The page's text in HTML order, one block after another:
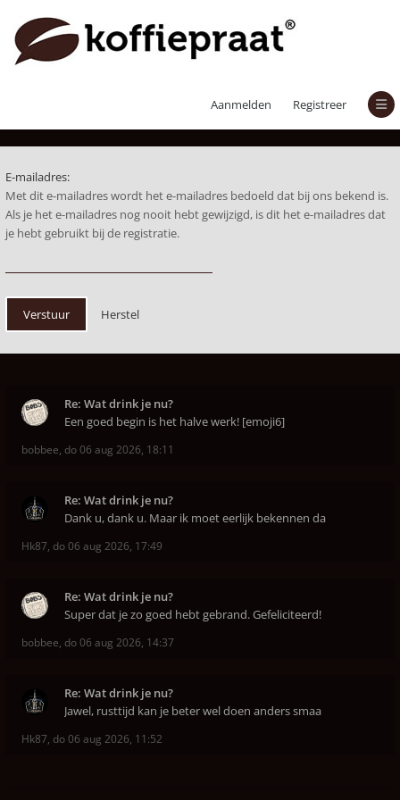
Aanmelden Registreer
E-mailadres:
Met dit e-mailadres wordt het e-mailadres bedoeld dat bij ons bekend is.
Als je het e-mailadres nog nooit hebt gewijzigd, is dit het e-mailadres dat
je hebt gebruikt bij de registratie.
Re: Wat drink je nu?
Een goed begin is het halve werk! [emoji6]
bobbee, do 06 aug 2026, 18:11
Re: Wat drink je nu?
Dank u, dank u. Maar ik moet eerlijk bekennen da
Hk87, do 06 aug 2026, 17:49
Re: Wat drink je nu?
Super dat je zo goed hebt gebrand. Gefeliciteerd!
bobbee, do 06 aug 2026, 14:37
Re: Wat drink je nu?
Jawel, rusttijd kan je beter wel doen anders smaa
Hk87, do 06 aug 2026, 11:52